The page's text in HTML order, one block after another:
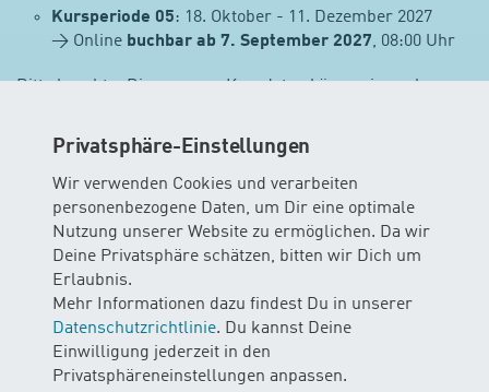
Privatsphäre-Einstellungen
Wir verwenden Cookies und verarbeiten
personenbezogene Daten, um Dir eine optimale
Nutzung unserer Website zu ermöglichen. Da wir
Deine Privatsphäre schätzen, bitten wir Dich um
Erlaubnis.
Mehr Informationen dazu findest Du in unserer
Datenschutzrichtlinie. Du kannst Deine
Einwilligung jederzeit in den
Privatsphäreneinstellungen anpassen.
Kursperiode 05: 18. Oktober - 11. Dezember 2027
→ Online buchbar ab 7. September 2027, 08:00 Uhr
Bitte beachte: Die genauen Kursdaten können je nach
jeweiligen Kursausschreibung.
Gut zu wissen
Vorbuchungsrecht für bestehende Familien
Wenn du bereits einen Kurs besuchst und deinen
Folgekurs buchen möchtest, profitierst du von einem
wöchigen Vorbuchungsrecht– ab Beginn deiner aktuellen
Kursperiode bis zu den oben genannten
Buchungsterminen.